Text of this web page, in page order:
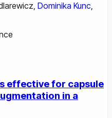
, Dominika Kunc,
effective for capsule
in a